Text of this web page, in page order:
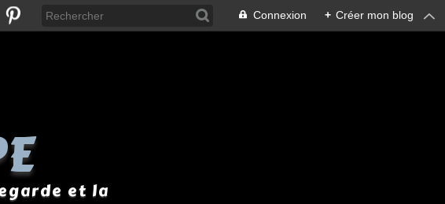
Connexion + Créer mon blog
et la